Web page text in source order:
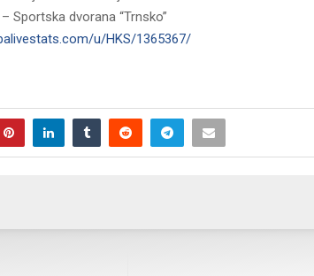
Sportska dvorana “Trnsko”
u/HKS/1365367/